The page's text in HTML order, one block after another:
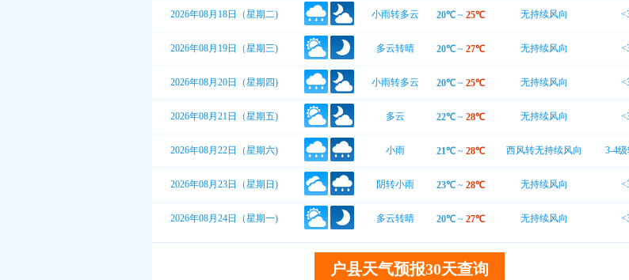
2026年08月18日（星期二) 小雨转多云 20℃~ 25℃ 无持续风向
2026年08月19日（星期三) 多云转晴 20℃~ 27℃ 无持续风向
2026年08月20日（星期四) 小雨转多云 20℃~ 25℃ 无持续风向
2026年08月21日（星期五) 多云 22℃~ 28℃ 无持续风向
2026年08月22日（星期六) 小雨 21℃~ 28℃ 西风转无持续风向 3-4
2026年08月23日（星期日) 阴转小雨 23℃~ 28℃ 无持续风向
2026年08月24日（星期一) 多云转晴 20℃~ 27℃ 无持续风向
户县天气预报30天查询